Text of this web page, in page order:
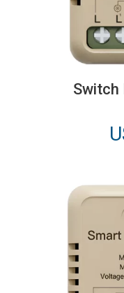
Switch